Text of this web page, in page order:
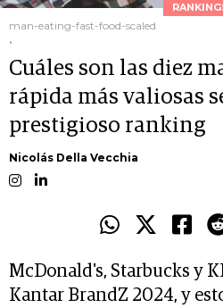
man-eating-fast-food-scaled
.
Cuáles son las diez
rápida más valiosas
prestigioso ranking
Nicolás Della Vecchia
McDonald's, Starbucks y
Kantar BrandZ 2024, y